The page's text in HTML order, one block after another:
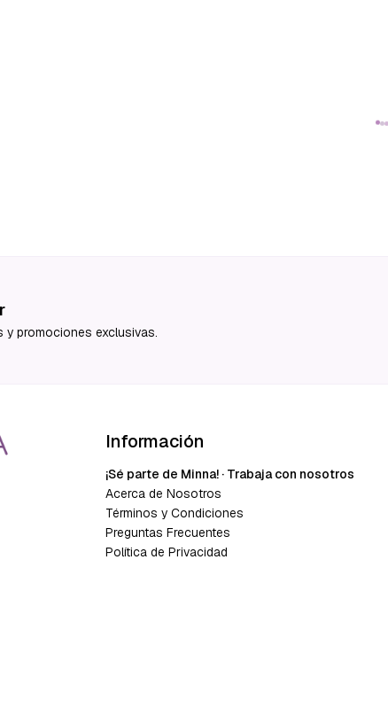
y promociones exclusivas.
Información
¡Sé parte de Minna! · Trabaja con nosotros
Acerca de Nosotros
Términos y Condiciones
Preguntas Frecuentes
Política de Privacidad